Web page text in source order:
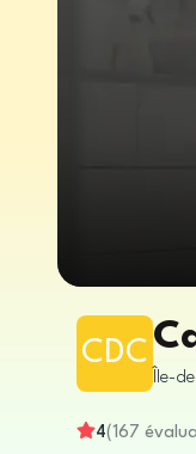
CDC
Île-
4(167